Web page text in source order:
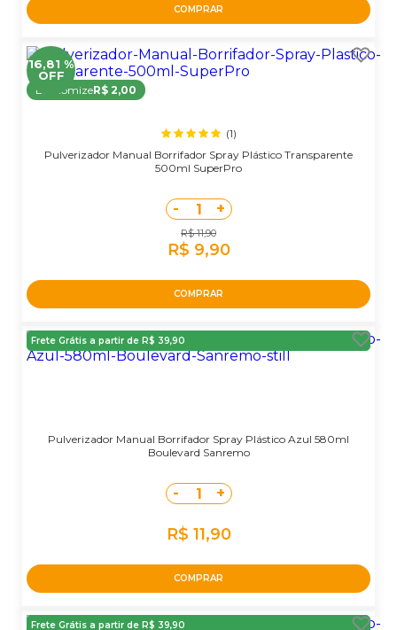
COMPRAR
16,81 %
OFF
EconomizeR$ 2,00
(1)
Pulverizador Manual Borrifador Spray Plástico Transparente
500ml SuperPro
- 1 +
R$ 11,90
R$ 9,90
COMPRAR
Frete Grátis a partir de R$ 39,90
Pulverizador Manual Borrifador Spray Plástico Azul 580ml
Boulevard Sanremo
- 1 +
R$ 11,90
COMPRAR
Frete Grátis a partir de R$ 39,90